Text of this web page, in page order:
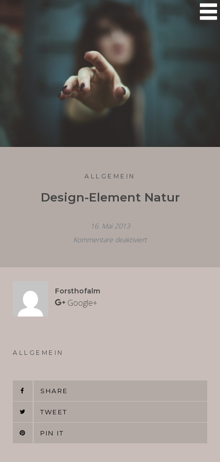

ALLGEMEIN
Design-Element Natur
16. Mai 2013
Kommentare deaktiviertfür
Forsthofalm
Google+
ALLGEMEIN
SHARE
TWEET
PIN IT